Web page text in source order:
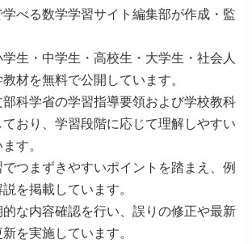
べる数学学習サイト編集部が作成・監
生・中学生・高校生・大学生・社会人
材を無料で公開しています。
科学省の学習指導要領および学校教科
おり、学習段階に応じて理解しやすい
す。
つまずきやすいポイントを踏まえ、例
を掲載しています。
な内容確認を行い、誤りの修正や最新
を実施しています。